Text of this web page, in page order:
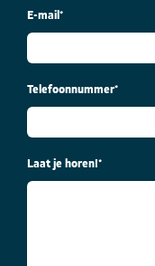
E-mail *
Telefoonnummer*
Laat je horen!*